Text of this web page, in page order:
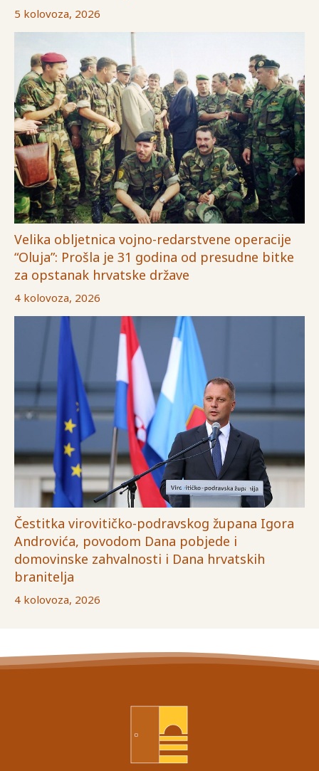
5 kolovoza, 2026
Velika obljetnica vojno-redarstvene operacije
“Oluja”: Prošla je 31 godina od presudne bitke
za opstanak hrvatske države
4 kolovoza, 2026
Čestitka virovitičko-podravskog župana Igora
Androvića, povodom Dana pobjede i
domovinske zahvalnosti i Dana hrvatskih
branitelja
4 kolovoza, 2026